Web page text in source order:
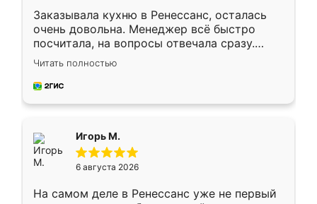
Заказывала кухню в Ренессанс, осталась
очень довольна. Менеджер всё быстро
посчитала, на вопросы отвечала сразу.
Замерщик приехал в субботу, подошёл к
делу со всей ответственностью. Собрали
за день, ребята работали аккуратно, даже
Читать полностью
Игорь М.
6 августа 2026
На самом деле в Ренессанс уже не первый